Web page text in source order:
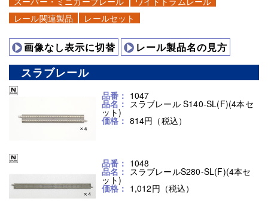
レール関連製品
レールセット
画像なし表示に切替 レール製品名の見方
スラブレール
品番： 1047
品名： スラブレール S140-SL(F)(4本セ
ット)
価格： 814円（税込）
品番： 1048
品名： スラブレールS280-SL(F)(4本セ
ット)
価格： 1,012円（税込）